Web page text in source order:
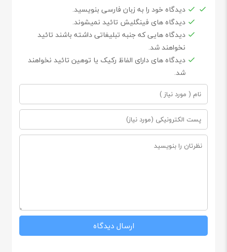
دیدگاه خود را به زبان فارسی بنویسید.
دیدگاه های فینگلیش تائید نمیشوند.
دیدگاه هایی که جنبه تبلیغاتی داشته باشند تائید
نخواهند شد.
دیدگاه های دارای الفاظ رکیک یا توهین تائید نخواهند
شد.